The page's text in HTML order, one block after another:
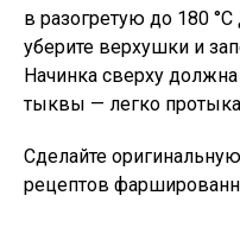
в разогретую до 180
уберите верхушки и
Начинка сверху
тыквы — легко
Сделайте
рецептов